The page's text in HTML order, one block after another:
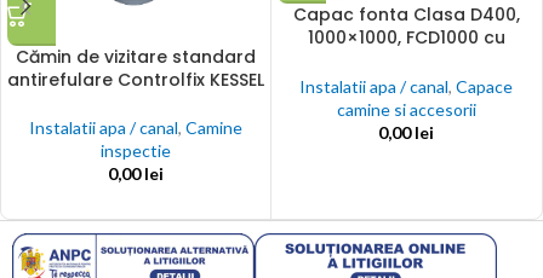
Cămin de vizitare standard
antirefulare Controlfix KESSEL
Instalatii apa / canal, Camine
inspectie
0,00lei
Capac fonta Clasa D400,
1000×1000, FCD1000 cu
mm
Instalatii apa / canal, Capace
camine si accesorii
0,00lei